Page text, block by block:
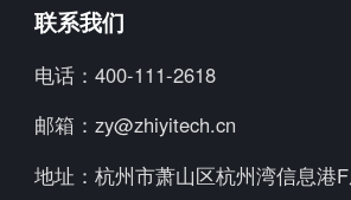
知小衣
海外探款
美念
炼丹炉
行业资讯
公司动态
联系我们
电话： 400-111-2618
邮箱： zy@zhiyitech.cn
地址： 杭州市萧山区杭州湾信息港